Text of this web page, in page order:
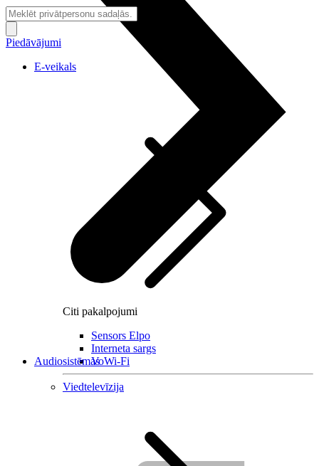
Citi pakalpojumi
Sensors Elpo
Interneta sargs
VoWi-Fi
Viedtelevīzija
Piedāvājumi
E-veikals
Audiosistēmas